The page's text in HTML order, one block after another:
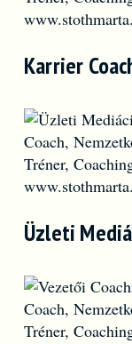
Karrier
Üzleti